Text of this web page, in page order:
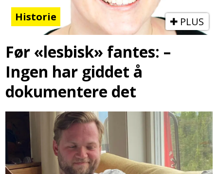
Historie PLUS
Før «lesbisk» fantes: –
Ingen har giddet å
dokumentere det